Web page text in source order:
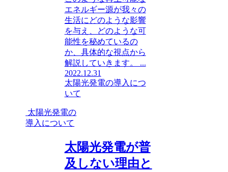
エネルギー源が我々の
生活にどのような影響
を与え、どのような可
能性を秘めているの
か、具体的な視点から
解説していきます。 ...
2022.12.31
太陽光発電の導入につ
いて
太陽光発電の
導入について
太陽光発電が普
及しない理由と